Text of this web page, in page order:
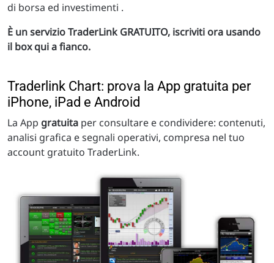
di borsa ed investimenti .
È un servizio TraderLink GRATUITO, iscriviti ora usando
il box qui a fianco.
Traderlink Chart: prova la App gratuita per
iPhone, iPad e Android
La App gratuita per consultare e condividere: contenuti,
analisi grafica e segnali operativi, compresa nel tuo
account gratuito TraderLink.